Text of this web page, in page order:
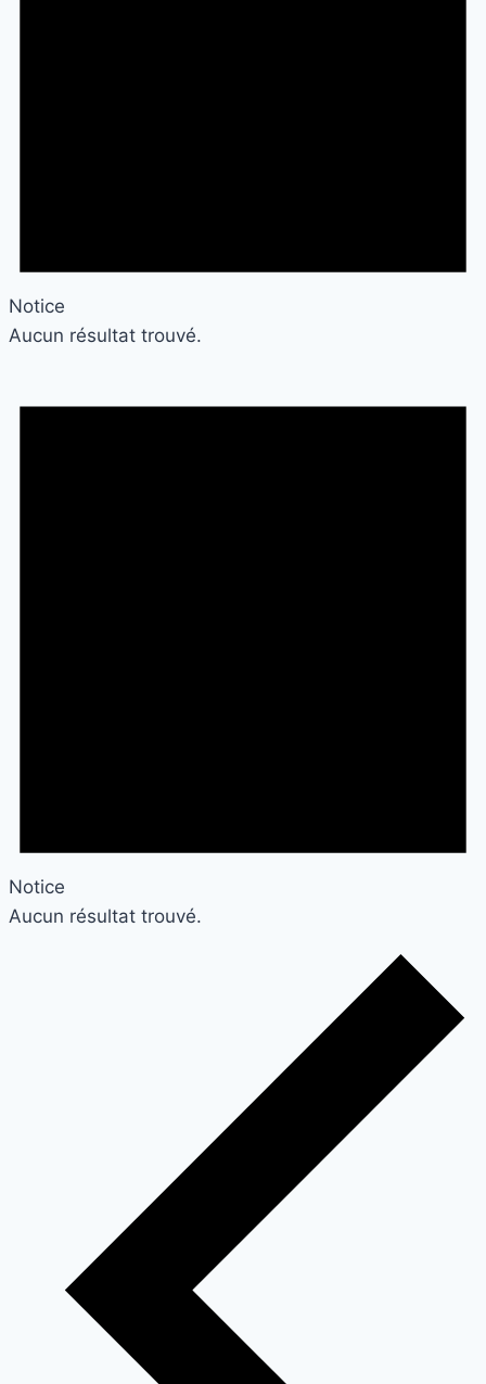
Notice
Aucun résultat trouvé.
Notice
Aucun résultat trouvé.